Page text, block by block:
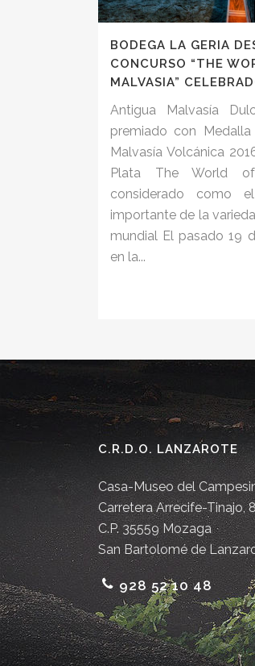
BODEGA LA GERIA
CONCURSO “THE
MALVASIA”
Antigua Malvasía
premiado con
Malvasía Volcánica
Plata The World
considerado como
importante de la
mundial El pasado 19
en la...
C.R.D.O. LANZAROTE
Casa-Museo del
Carretera Arrecife-Tinajo,
C.P. 35559 Mozaga
San Bartolomé de
928 52 10 48